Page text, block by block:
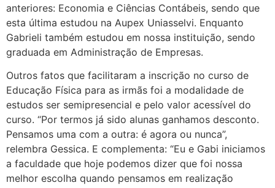
anteriores: Economia e Ciências Contábeis, sendo que
esta última estudou na Aupex Uniasselvi. Enquanto
Gabrieli também estudou em nossa instituição, sendo
graduada em Administração de Empresas.
Outros fatos que facilitaram a inscrição no curso de
Educação Física para as irmãs foi a modalidade de
estudos ser semipresencial e pelo valor acessível do
curso. “Por termos já sido alunas ganhamos desconto.
Pensamos uma com a outra: é agora ou nunca”,
relembra Gessica. E complementa: “Eu e Gabi iniciamos
a faculdade que hoje podemos dizer que foi nossa
melhor escolha quando pensamos em realização